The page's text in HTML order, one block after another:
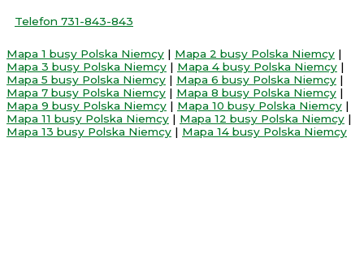
Telefon 731-843-843
Mapa 1 busy Polska Niemcy | Mapa 2 busy Polska Niemcy |
Mapa 3 busy Polska Niemcy | Mapa 4 busy Polska Niemcy |
Mapa 5 busy Polska Niemcy | Mapa 6 busy Polska Niemcy |
Mapa 7 busy Polska Niemcy | Mapa 8 busy Polska Niemcy |
Mapa 9 busy Polska Niemcy | Mapa 10 busy Polska Niemcy |
Mapa 11 busy Polska Niemcy | Mapa 12 busy Polska Niemcy |
Mapa 13 busy Polska Niemcy | Mapa 14 busy Polska Niemcy